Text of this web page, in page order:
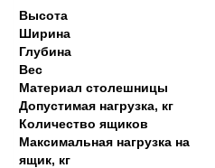
Высота
Ширина
Глубина
Вес
Материал столешницы
Допустимая нагрузка, кг
Количество ящиков
Максимальная нагрузка на
ящик, кг